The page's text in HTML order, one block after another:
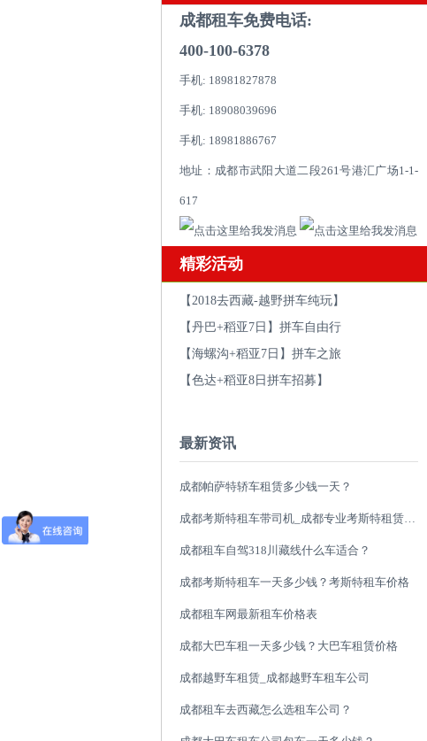
成都租车免费电话:
400-100-6378
手机: 18981827878
手机: 18908039696
手机: 18981886767
地址：成都市武阳大道二段261号港汇广场1-1-
617
精彩活动
【2018去西藏-越野拼车纯玩】
【丹巴+稻亚7日】拼车自由行
【海螺沟+稻亚7日】拼车之旅
【色达+稻亚8日拼车招募】
最新资讯
成都帕萨特轿车租赁多少钱一天？
成都考斯特租车带司机_成都专业考斯特租赁平台
成都租车自驾318川藏线什么车适合？
成都考斯特租车一天多少钱？考斯特租车价格
成都租车网最新租车价格表
成都大巴车租一天多少钱？大巴车租赁价格
成都越野车租赁_成都越野车租车公司
成都租车去西藏怎么选租车公司？